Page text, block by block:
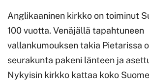
Anglikaaninen kirkko on toiminut
100 vuotta. Venäjällä tapahtuneen
vallankumouksen takia Pietarissa
seurakunta pakeni länteen ja
Nykyisin kirkko kattaa koko